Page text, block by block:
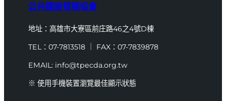
公共建設發展協會
地址：高雄市大寮區前庄路46之4號D棟
TEL：07-7813518 ｜ FAX：07-7839878
EMAIL: info@tpecda.org.tw
※ 使用手機裝置瀏覽最佳顯示狀態